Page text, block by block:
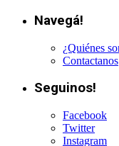
Navegá!
¿Quiénes
Contactanos
Seguinos!
Facebook
Twitter
Instagram